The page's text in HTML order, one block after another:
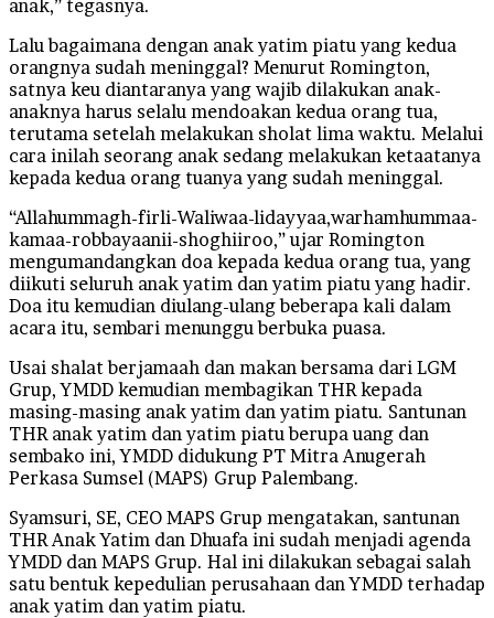
anak,” tegasnya.
Lalu bagaimana dengan anak yatim piatu yang kedua
orangnya sudah meninggal? Menurut Romington,
satnya keu diantaranya yang wajib dilakukan anak-
anaknya harus selalu mendoakan kedua orang tua,
terutama setelah melakukan sholat lima waktu. Melalui
cara inilah seorang anak sedang melakukan ketaatanya
kepada kedua orang tuanya yang sudah meninggal.
“Allahummagh-firli-Waliwaa-lidayyaa,warhamhummaa-
kamaa-robbayaanii-shoghiiroo,” ujar Romington
mengumandangkan doa kepada kedua orang tua, yang
diikuti seluruh anak yatim dan yatim piatu yang hadir.
Doa itu kemudian diulang-ulang beberapa kali dalam
acara itu, sembari menunggu berbuka puasa.
Usai shalat berjamaah dan makan bersama dari LGM
Grup, YMDD kemudian membagikan THR kepada
masing-masing anak yatim dan yatim piatu. Santunan
THR anak yatim dan yatim piatu berupa uang dan
sembako ini, YMDD didukung PT Mitra Anugerah
Perkasa Sumsel (MAPS) Grup Palembang.
Syamsuri, SE, CEO MAPS Grup mengatakan, santunan
THR Anak Yatim dan Dhuafa ini sudah menjadi agenda
YMDD dan MAPS Grup. Hal ini dilakukan sebagai salah
satu bentuk kepedulian perusahaan dan YMDD terhadap
anak yatim dan yatim piatu.